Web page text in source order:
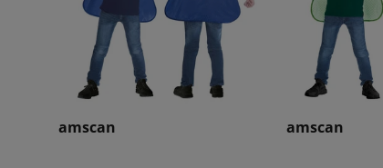
amscan amscan